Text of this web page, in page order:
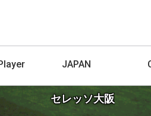
JAPAN
セレッソ大阪